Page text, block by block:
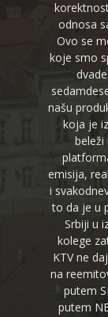
odnosa
Ovo se
koje smo
našu
koja je
emisija,
i
to da je u
Srbiji u
kolege
KTV ne
na
putem
putem